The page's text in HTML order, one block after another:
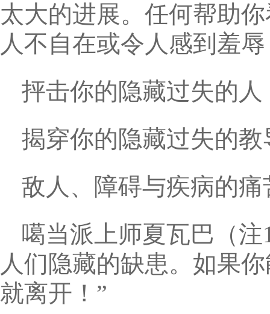
太大的进展。任何帮助
人不自在或令人感到羞
抨击你的隐藏过失的
揭穿你的隐藏过失的
敌人、障碍与疾病的
噶当派上师夏瓦巴（
人们隐藏的缺患。如果
就离开！”